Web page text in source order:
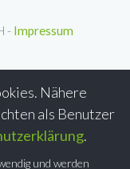
Nähere
als Benutzer
.
und werden
- Impressum